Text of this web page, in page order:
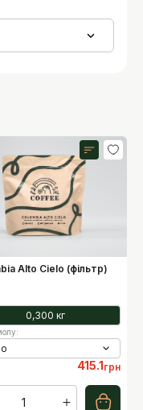
Alto Cielo (фільтр)
кислотності
7
гіркоти
солодкості
7
5 10
0,300 кг
:
415.1грн
1